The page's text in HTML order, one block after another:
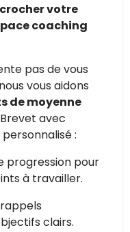
votre
coaching
pas de vous
vous aidons
de moyenne
avec
:
progression pour
à travailler.
clairs.